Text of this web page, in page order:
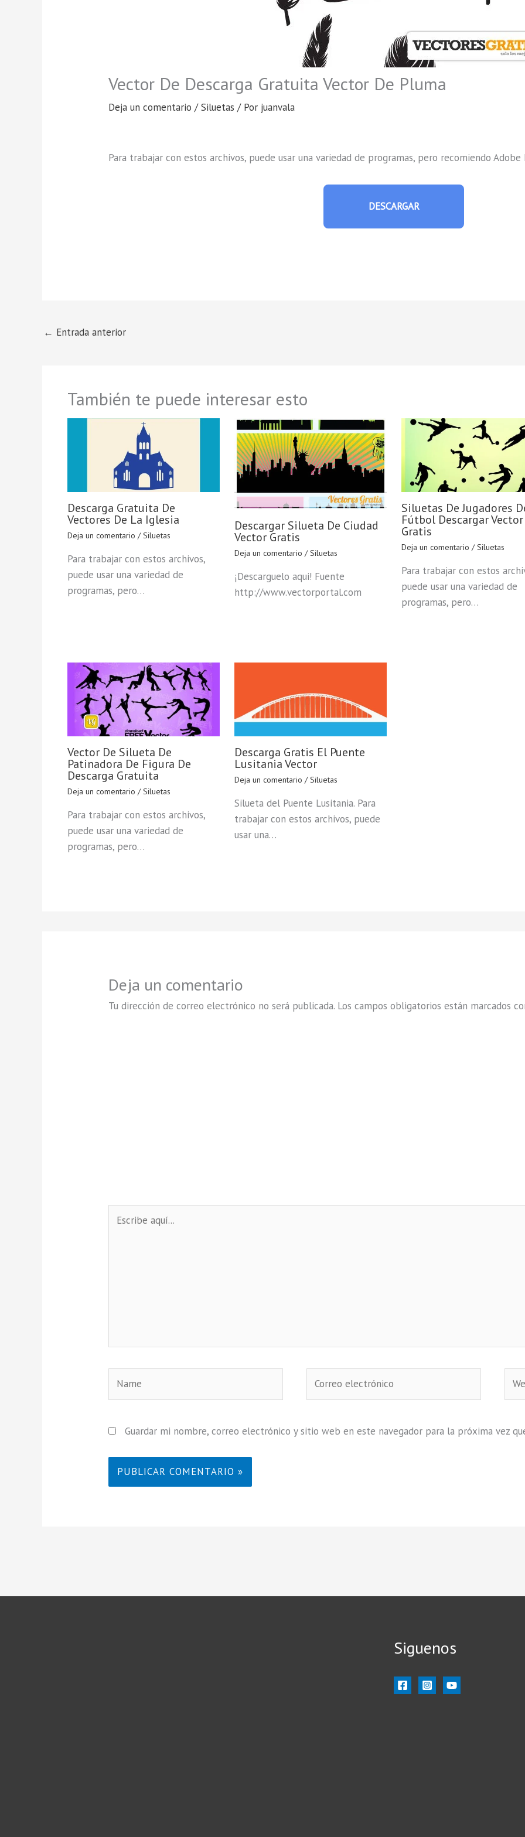
Vector De Descarga Gratuita Vector De Pluma
Deja un comentario /Siluetas / Por juanvala
Para trabajar con estos archivos, puede usar una variedad de programas, pero recomiendo
DESCARGAR
← Entrada anterior
También te puede interesar esto
Descarga Gratuita De
Vectores De La Iglesia
Deja un comentario /Siluetas
Para trabajar con estos archivos,
puede usar una variedad de
programas, pero…
Descargar Silueta De Ciudad
Vector Gratis
Deja un comentario /Siluetas
¡Descarguelo aqui! Fuente
http://www.vectorportal.com
Siluetas De Jugadores
Fútbol Descargar Vector
Gratis
Deja un comentario /Siluetas
Para trabajar con estos
puede usar una variedad de
programas, pero…
Vector De Silueta De
Patinadora De Figura De
Descarga Gratuita
Deja un comentario /Siluetas
Para trabajar con estos archivos,
puede usar una variedad de
programas, pero…
Descarga Gratis El Puente
Lusitania Vector
Deja un comentario /Siluetas
Silueta del Puente Lusitania. Para
trabajar con estos archivos, puede
usar una…
Deja un comentario
Tu dirección de correo electrónico no será publicada. Los campos obligatorios están marcados
aquí...
electrónico
Guardar mi nombre, correo electrónico y sitio web en este navegador para la próxima vez
Siguenos